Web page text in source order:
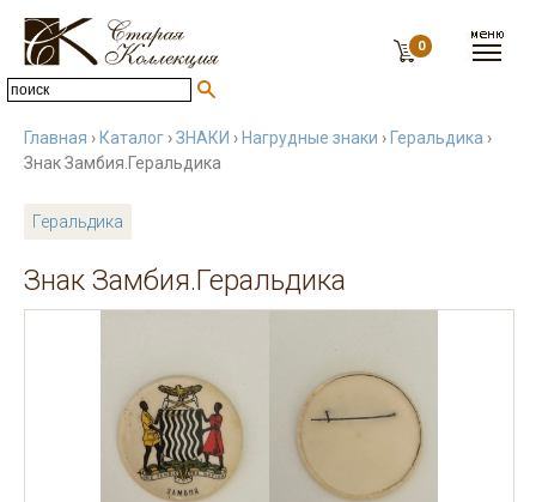
0
Главная › Каталог ›ЗНАКИ › Нагрудные знаки › Геральдика ›
Знак Замбия.Геральдика
Геральдика
Знак Замбия.Геральдика